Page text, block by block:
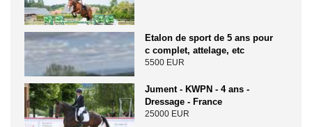
Etalon de sport de 5 ans pour
c complet, attelage, etc
5500 EUR
Jument - KWPN - 4 ans -
Dressage - France
25000 EUR